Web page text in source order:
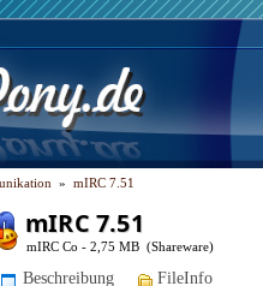
» mIRC 7.51
mIRC 7.51
mIRC Co - 2,75 MB (Shareware)
Beschreibung FileInfo